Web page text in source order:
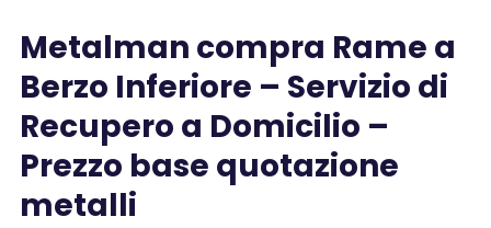
Metalman compra Rame a
Berzo Inferiore – Servizio di
Recupero a Domicilio –
Prezzo base quotazione
metalli